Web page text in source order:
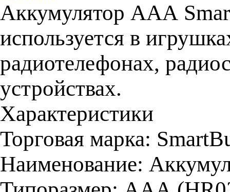
Аккумулятор AAА
используется в
радиотелефонах,
устройствах.
Характеристики
Торговая марка:
Наименование: